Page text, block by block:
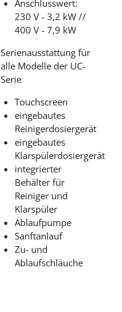
Anschlusswert:
230 V - 3,2 kW //
400 V - 7,9 kW
Serienausstattung für
alle Modelle der UC-
Serie
Touchscreen
eingebautes
Reinigerdosiergerät
eingebautes
Klarspülerdosiergerät
integrierter
Behälter für
Reiniger und
Klarspüler
Ablaufpumpe
Sanftanlauf
Zu- und
Ablaufschläuche